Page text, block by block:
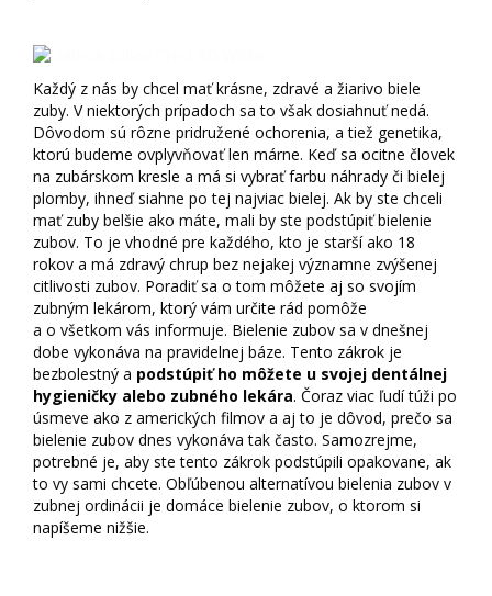
Každý z nás by chcel mať krásne, zdravé a žiarivo biele
zuby. V niektorých prípadoch sa to však dosiahnuť nedá.
Dôvodom sú rôzne pridružené ochorenia, a tiež genetika,
ktorú budeme ovplyvňovať len márne. Keď sa ocitne človek
na zubárskom kresle a má si vybrať farbu náhrady či bielej
plomby, ihneď siahne po tej najviac bielej. Ak by ste chceli
mať zuby belšie ako máte, mali by ste podstúpiť bielenie
zubov. To je vhodné pre každého, kto je starší ako 18
rokov a má zdravý chrup bez nejakej významne zvýšenej
citlivosti zubov. Poradiť sa o tom môžete aj so svojím
zubným lekárom, ktorý vám určite rád pomôže
a o všetkom vás informuje. Bielenie zubov sa v dnešnej
dobe vykonáva na pravidelnej báze. Tento zákrok je
bezbolestný a podstúpiť ho môžete u svojej dentálnej
hygieničky alebo zubného lekára. Čoraz viac ľudí túži po
úsmeve ako z amerických filmov a aj to je dôvod, prečo sa
bielenie zubov dnes vykonáva tak často. Samozrejme,
potrebné je, aby ste tento zákrok podstúpili opakovane, ak
to vy sami chcete. Obľúbenou alternatívou bielenia zubov v
zubnej ordinácii je domáce bielenie zubov, o ktorom si
napíšeme nižšie.